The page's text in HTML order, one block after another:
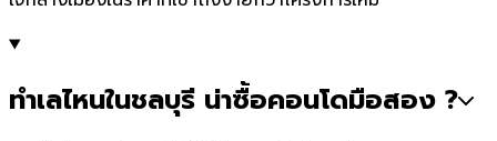
ทำเลไหนในชลบุรี น่าซื้อคอนโดมือสอง ?